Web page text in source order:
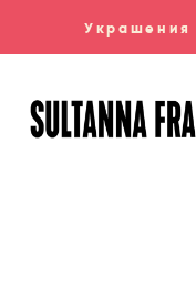
Украшения